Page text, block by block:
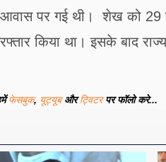
पर गई थी। शेख को 29
किया था। इसके बाद
फेसबुक, यूट्यूबऔरट्विटरपर फॉलो करे...